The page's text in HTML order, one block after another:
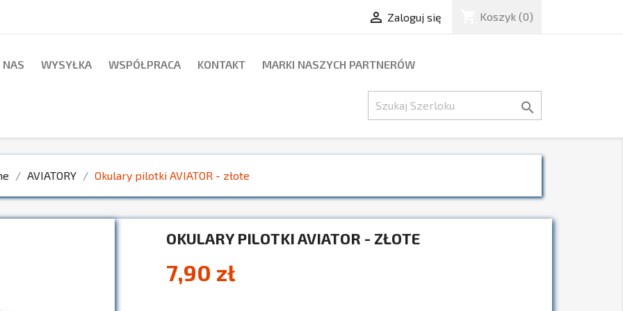
 Zaloguj się Koszyk (0)
NAS WYSYŁKA WSPÓŁPRACA KONTAKT MARKI NASZYCH PARTNERÓW

AVIATORY Okulary pilotki AVIATOR - złote
OKULARY PILOTKI AVIATOR - ZŁOTE
7,90 zł